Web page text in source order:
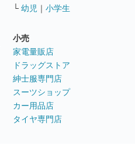
└ 幼児 ｜ 小学生
小売
家電量販店
ドラッグストア
紳士服専門店
スーツショップ
カー用品店
タイヤ専門店